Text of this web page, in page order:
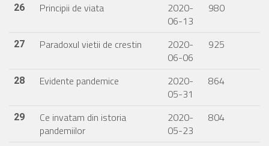
26 Principii de viata
2020-
06-13
980
27 Paradoxul vietii de crestin
2020-
06-06
925
28 Evidente pandemice
2020-
05-31
864
29
Ce invatam din istoria
pandemiilor
2020-
05-23
804